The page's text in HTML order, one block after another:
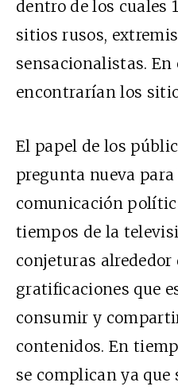
dentro de los cuales
sitios rusos,
sensacionalistas. En
encontrarían los
El papel de los
pregunta nueva
comunicación
tiempos de la
conjeturas alrededor
gratificaciones que
consumir y
contenidos. En
se complican ya que